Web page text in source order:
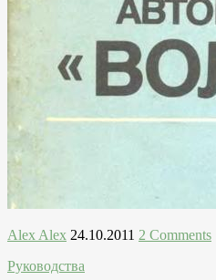
Alex Alex 24.10.2011 2 Comments
Руководства